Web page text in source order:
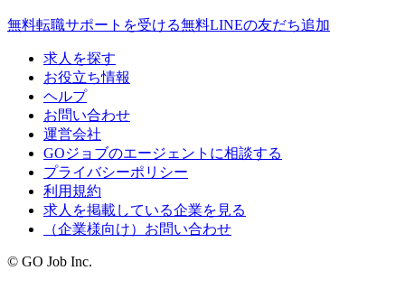
無料転職サポートを受ける無料LINEの友だち追加
求人を探す
お役立ち情報
ヘルプ
お問い合わせ
運営会社
GOジョブのエージェントに相談する
プライバシーポリシー
利用規約
求人を掲載している企業を見る
（企業様向け）お問い合わせ
© GO Job Inc.